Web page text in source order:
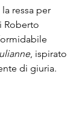
ressa per
Roberto
, ispirato
di giuria.